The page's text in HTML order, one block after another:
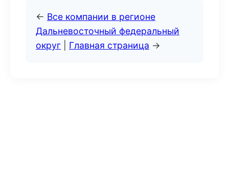
← Все компании в регионе
Дальневосточный федеральный
округ
Главная страница →